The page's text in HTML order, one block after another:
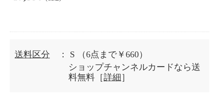
送料区分 ： S
（6点まで￥660）
ショップチャンネルカードなら送
料無料［詳細 ］